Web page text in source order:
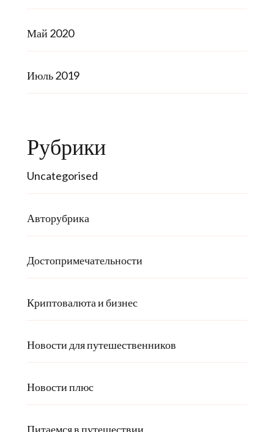
Май 2020
Июль 2019
Рубрики
Uncategorised
Авторубрика
Достопримечательности
Криптовалюта и бизнес
Новости для путешественников
Новости плюс
Питаемся в путешествии